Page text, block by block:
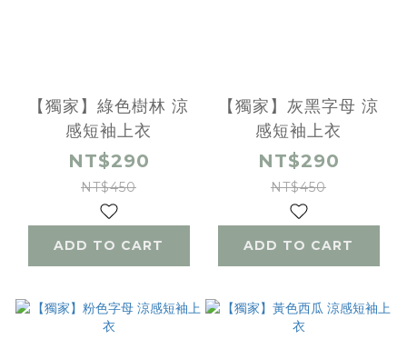
【獨家】綠色樹林 涼
感短袖上衣
NT$290
NT$450
ADD TO CART
【獨家】灰黑字母 涼
感短袖上衣
NT$290
NT$450
ADD TO CART